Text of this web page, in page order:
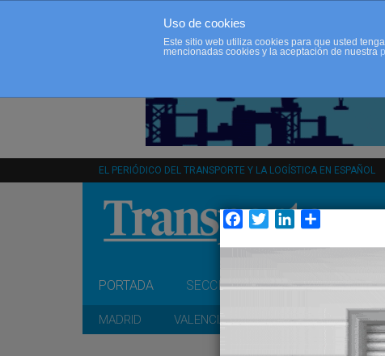
EL PERIÓDICO DEL TRANSPORTE Y LA LOGÍSTICA EN ESPAÑOL
PORTADA SECCIONES OPINIÓN
MADRID VALENCIA CATALUÑA
Uso de cookies
Este sitio web utiliza cookies para que usted
mencionadas cookies y la aceptación de nuestra
Facebook
TwitterLinkedIn